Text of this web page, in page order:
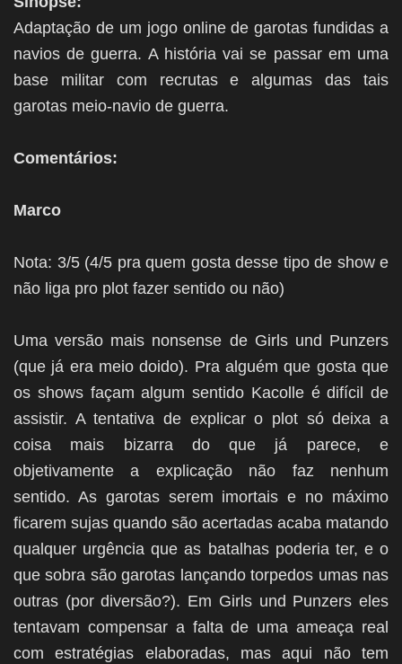
Adaptação de um jogo online de garotas fundidas a
navios de guerra. A história vai se passar em uma
base militar com recrutas e algumas das tais
garotas meio-navio de guerra.
Comentários:
Marco
Nota: 3/5 (4/5 pra quem gosta desse tipo de show e
não liga pro plot fazer sentido ou não)
Uma versão mais nonsense de Girls und Punzers
(que já era meio doido). Pra alguém que gosta que
os shows façam algum sentido Kacolle é difícil de
assistir. A tentativa de explicar o plot só deixa a
coisa mais bizarra do que já parece, e
objetivamente a explicação não faz nenhum
sentido. As garotas serem imortais e no máximo
ficarem sujas quando são acertadas acaba matando
qualquer urgência que as batalhas poderia ter, e o
que sobra são garotas lançando torpedos umas nas
outras (por diversão?). Em Girls und Punzers eles
tentavam compensar a falta de uma ameaça real
com estratégias elaboradas, mas aqui não tem